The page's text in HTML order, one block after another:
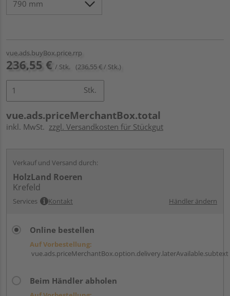
vue.ads.buyBox.price.rrp
236,55 € / Stk. (236,55 € / Stk.)
Stk.
vue.ads.priceMerchantBox.total
inkl. MwSt. zzgl. Versandkosten für Stückgut
Verkauf und Versand durch:
HolzLand Roeren
Krefeld
Services Kontakt Händler ändern
Online bestellen
Auf Vorbestellung:
vue.ads.priceMerchantBox.option.delivery.laterAvailable.subtext
Beim Händler abholen